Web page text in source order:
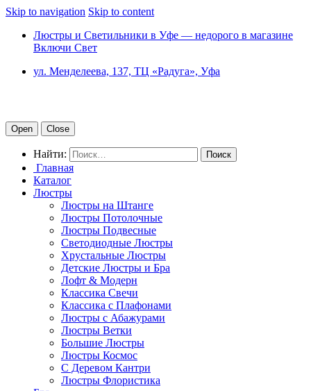
Skip to navigation Skip to content
Люстры и Светильники в Уфе — недорого в магазине
Включи Свет
ул. Менделеева, 137, ТЦ «Радуга», Уфа
Open Close
Найти:
Главная
Каталог
Люстры
Люстры на Штанге
Люстры Потолочные
Люстры Подвесные
Светодиодные Люстры
Хрустальные Люстры
Детские Люстры и Бра
Лофт & Модерн
Классика Свечи
Классика с Плафонами
Люстры с Абажурами
Люстры Ветки
Большие Люстры
Люстры Космос
С Деревом Кантри
Люстры Флористика